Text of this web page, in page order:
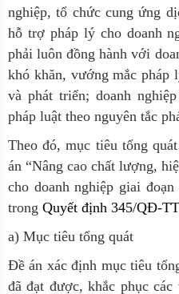
nghiệp, tổ chức cung ứng
hỗ trợ pháp lý cho doanh
phải luôn đồng hành với
khó khăn, vướng mắc pháp
và phát triển; doanh
pháp luật theo nguyên tắc
Theo đó, mục tiêu tổng
án “Nâng cao chất lượng,
cho doanh nghiệp giai
trong Quyết định 345/QĐ-
a) Mục tiêu tổng quát
Đề án xác định mục tiêu
đã đạt được, khắc phục